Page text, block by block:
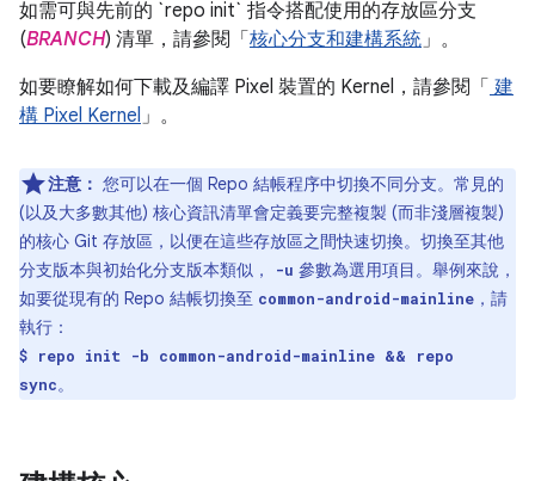
如需可與先前的 `repo init` 指令搭配使用的存放區分支
(BRANCH) 清單，請參閱「 核心分支和建構系統」。
如要瞭解如何下載及編譯 Pixel 裝置的 Kernel，請參閱「 建
構 Pixel Kernel」。
注意： 您可以在一個 Repo 結帳程序中切換不同分支。常見的
(以及大多數其他) 核心資訊清單會定義要完整複製 (而非淺層複製)
的核心 Git 存放區，以便在這些存放區之間快速切換。切換至其他
分支版本與初始化分支版本類似，
-u 參數為選用項目。舉例來說，
如要從現有的 Repo 結帳切換至 common-android-mainline ，請
執行：
$ repo init -b common-android-mainline && repo
sync。